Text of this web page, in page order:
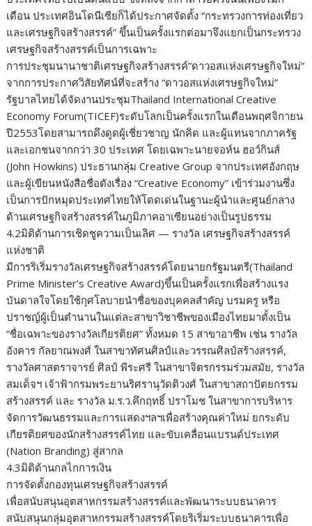
เดือน ประเทศอินโดนีเซียก็ได้ประกาศจัดตั้ง “กระทรวงการท่องเที่ยว
และเศรษฐกิจสร้างสรรค์” ขึ้นเป็นครั้งแรกต่อมาจึงแยกเป็นกระทรวง
เศรษฐกิจสร้างสรรค์เป็นการเฉพาะ
การประชุมนานาชาติเศรษฐกิจสร้างสรรค์”ดาวอสแห่งเศรษฐกิจใหม่”
จากการประกาศวิสัยทัศน์ที่จะสร้าง “ดาวอสแห่งเศรษฐกิจใหม่”
รัฐบาลไทยได้จัดงานประชุมThailand International Creative
Economy Forum(TICEF)ระดับโลกเป็นครั้งแรกในเดือนพฤศจิกายน
ปี2553โดยสามารถดึงดูดผู้เชี่ยวชาญ นักคิด และผู้แทนจากภาครัฐ
และเอกชนจากกว่า 30 ประเทศ โดยเฉพาะนายจอห์น ฮอว์กินส์
(John Howkins) ประธานกลุ่ม Creative Group จากประเทศอังกฤษ
และผู้เขียนหนังสือชื่อดังเรื่อง “Creative Economy” เข้าร่วมงานซึ่ง
เป็นการปักหมุดประเทศไทยให้โดดเด่นในฐานะผู้นำและศูนย์กลาง
ด้านเศรษฐกิจสร้างสรรค์ในภูมิภาคอาเซียนอย่างเป็นรูปธรรม
4.2มิติด้านการเชิดชูความเป็นเลิศ — รางวัล เศรษฐกิจสร้างสรรค์
แห่งชาติ
มีการริเริ่มรางวัลเศรษฐกิจสร้างสรรค์โดยนายกรัฐมนตรี(Thailand
Prime Minister’s Creative Award)ขึ้นเป็นครั้งแรกเพื่อสร้างแรง
บันดาลใจโดยใช้กุศโลบายนำชื่อของบุคคลสำคัญ บรมครู หรือ
ปราชญ์ผู้เป็นตำนานในแต่ละสาขาวิชาชีพของเมืองไทยมาตั้งเป็น
“ชื่อเฉพาะของรางวัลเกียรติยศ” ทั้งหมด 15 สาขาอาชีพ เช่น รางวัล
อังคาร กัลยาณพงศ์ ในสาขาทัศนศิลป์และวรรณศิลป์สร้างสรรค์,
รางวัลศาสตราจารย์ ศิลป์ พีระศรี ในสาขาจิตรกรรมร่วมสมัย, รางวัล
สมเด็จฯ เจ้าฟ้ากรมพระยานริศรานุวัดติวงศ์ ในสาขาสถาปัตยกรรม
สร้างสรรค์ และ รางวัล ม.ร.ว.คึกฤทธิ์ ปราโมช ในสาขาการบริหาร
จัดการวัฒนธรรมและการแสดงฯลฯเพื่อสร้างคุณค่าใหม่ ยกระดับ
เกียรติยศของนักสร้างสรรค์ไทย และขับเคลื่อนแบรนด์ประเทศ
(Nation Branding) สู่สากล
4.3มิติด้านกลไกการเงิน
การจัดตั้งกองทุนเศรษฐกิจสร้างสรรค์
เพื่อสนับสนุนอุตสาหกรรมสร้างสรรค์และพัฒนาระบบธนาคาร
สนับสนุนกลุ่มอุตสาหกรรมสร้างสรรค์โดยริเริ่มระบบธนาคารเพื่อ